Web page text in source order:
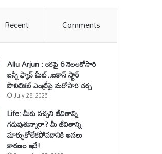
Recent Comments
Allu Arjun : ఇకపై 6 నెలలకోసారి
బన్నీ ఫ్యాన్ మీట్..ఐకాన్ స్టార్
పొలిటికల్ ఎంట్రీపై మరోసారి చర్చ
July 28, 2026
Life: మీకు నచ్చని జీవితాన్ని
గడుపుతున్నారా? మీ జీవితాన్ని
మార్చుకోలేకపోవడానికి అసలు
కారణం ఇదే!